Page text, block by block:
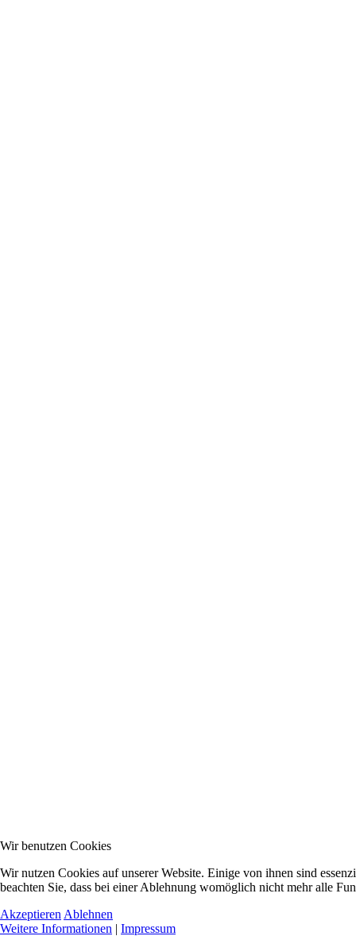
Wir benutzen Cookies
Wir nutzen Cookies auf unserer Website. Einige von ihnen sind
beachten Sie, dass bei einer Ablehnung womöglich nicht mehr alle
Akzeptieren Ablehnen
Weitere Informationen | Impressum